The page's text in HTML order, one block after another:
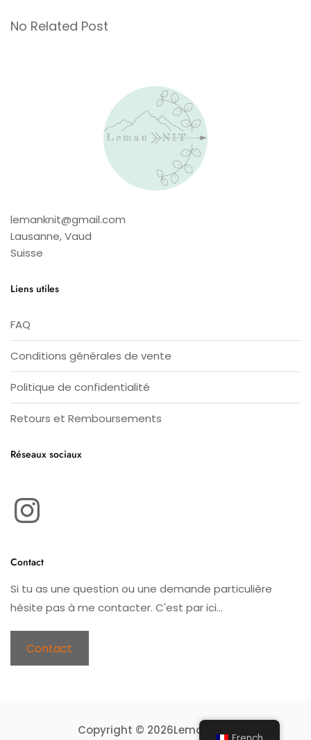
No Related Post
lemanknit@gmail.com
Lausanne,Vaud
Suisse
Liens utiles
FAQ
Conditions générales de vente
Politique de confidentialité
Retours et Remboursements
Réseaux sociaux
Contact
Si tu as une question ou une demande particulière
hésite pas à me contacter. C'est par ici...
Contact
Copyright © 2026Leman Knit